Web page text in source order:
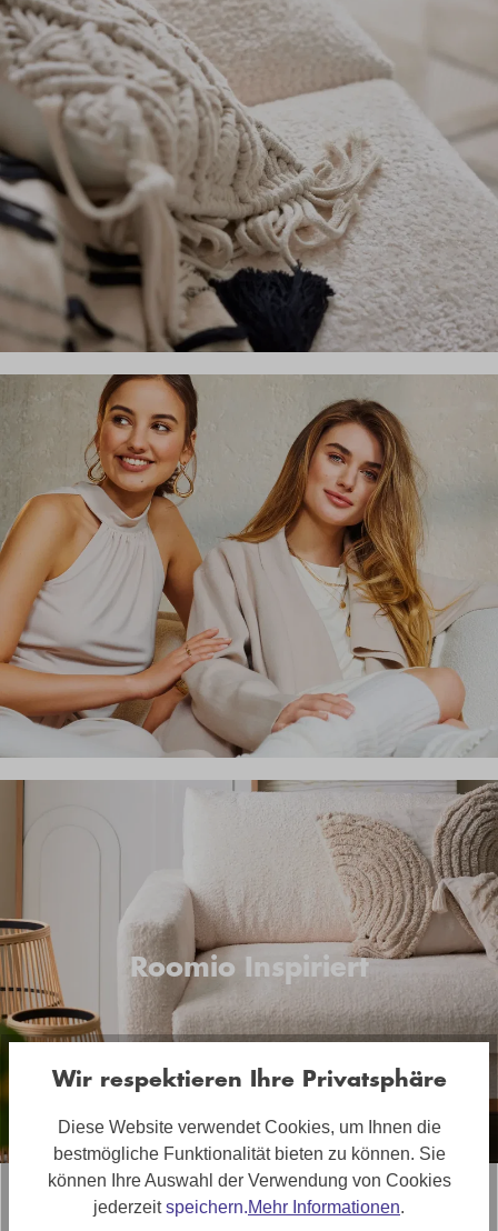
Roomio Inspiriert
Dieses Sofa ist mehr als ein Möbelstück. Es ist der Ort, an
Wir respektieren Ihre Privatsphäre
Diese Website verwendet Cookies, um Ihnen die
bestmögliche Funktionalität bieten zu können. Sie
können Ihre Auswahl der Verwendung von Cookies
jederzeitspeichern.Mehr Informationen.